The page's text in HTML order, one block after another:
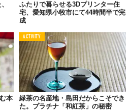
）」では、瀬戸、常滑、美濃の陶芸
茶を楽しむことができます。
3.
人まで楽しめる
屋堂公園」
ふたりで暮らせる3Dプリンター住
宅、愛知県小牧市にて44時間半で完
成
本
ACTIVITY
緑茶の名産地・島田だからこそでき
た。プラチナ「和紅茶」の秘密